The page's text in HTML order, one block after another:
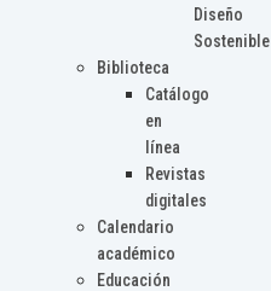
Diseño
Sostenible
Biblioteca
Catálogo
en
línea
Revistas
digitales
Calendario
académico
Educación